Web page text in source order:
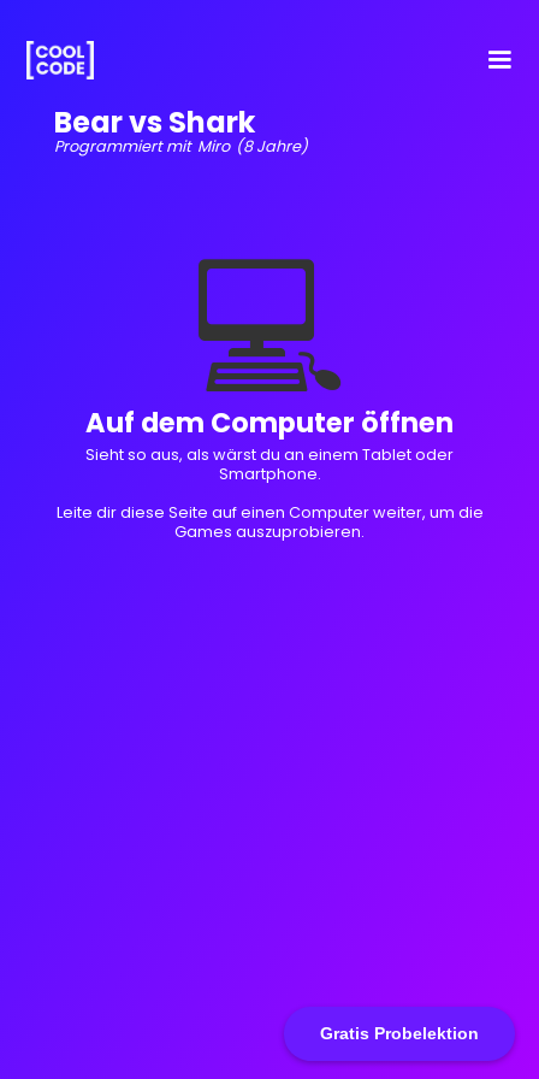
Gratis Probelektion
Bear vs Shark
Programmiert mit Miro (8 Jahre)
💻
Auf dem Computer öffnen
Sieht so aus, als wärst du an einem Tablet oder
Smartphone.
Leite dir diese Seite auf einen Computer weiter, um die
Games auszuprobieren.